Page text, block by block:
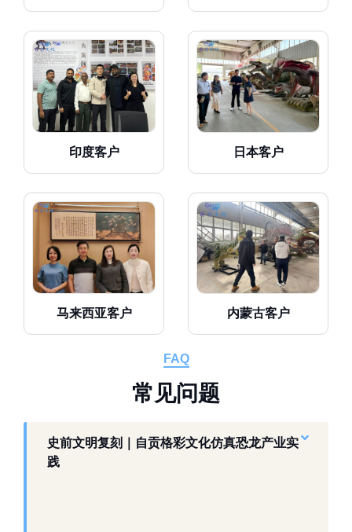
印度客户 日本客户
马来西亚客户 内蒙古客户
FAQ
常 见问题
史前文明复刻｜自贡格彩文化仿真恐龙产业实
践